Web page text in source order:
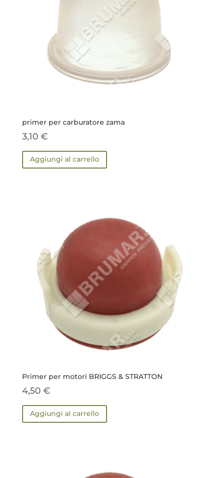
primer per carburatore zama
3,10 €
Aggiungi al carrello
Primer per motori BRIGGS & STRATTON
4,50 €
Aggiungi al carrello